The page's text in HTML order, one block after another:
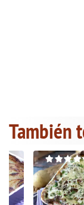
También